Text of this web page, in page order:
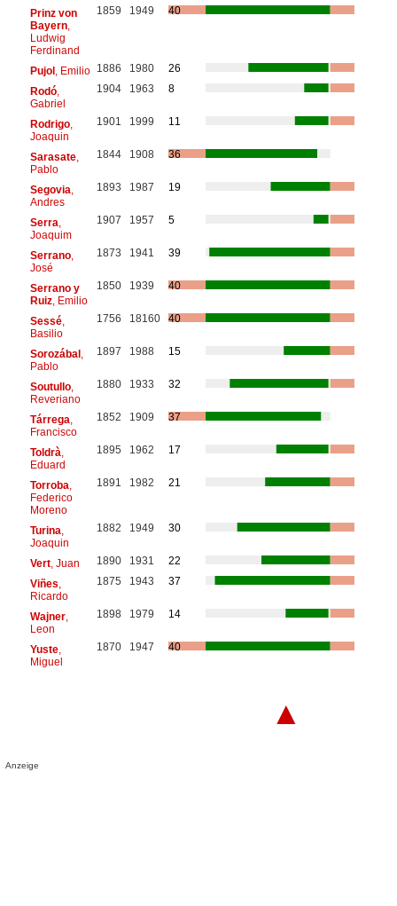
Prinz von
Bayern,
Ludwig
Ferdinand
1859 1949 40
Pujol, Emilio 1886 1980
26
Rodó,
Gabriel
1904 1963 8
Rodrigo,
Joaquin
1901 1999 11
Sarasate,
Pablo
1844 1908 36
Segovia
Andres
1893 1987 19
Serra
Joaquim
1907 1957 5
Serrano,
José
1873 1941 39
Serrano y
Ruiz, Emilio
1850 1939 40
Sessé,
Basilio
1756 18160 40
Sorozábal,
Pablo
1897 1988 15
Soutullo,
Reveriano
1880 1933 32
Tárrega
Francisco
1852 1909 37
Toldrà
Eduard
1895 1962 17
Torroba
Federico
Moreno
1891 1982 21
Turina
Joaquin
1882 1949 30
Vert, Juan 1890 1931
22
Viñes
Ricardo
1875 1943 37
Wajner,
Leon
1898 1979 14
Yuste,
Miguel
1870 1947 40
▲
Anzeige